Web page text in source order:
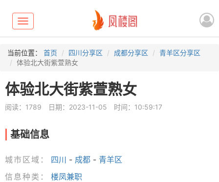
Toggle
navigation
当前位置： 首页 四川分享区 成都分享区
青羊区分享区
体验北大街紫萱熟女
体验北大街紫萱熟女
阅读：1789 日期：2023-11-05 时间：10:59:17
基础信息
城市区域： 四川 - 成都 - 青羊区
信息种类：
楼凤兼职